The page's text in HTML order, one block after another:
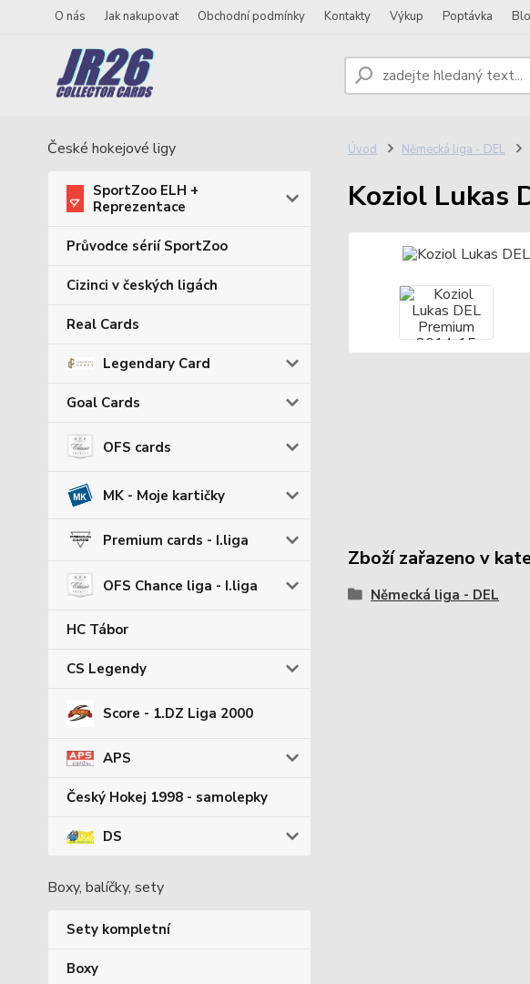
O nás Jak nakupovat Obchodní podmínky Kontakty Výkup Poptávka
České hokejové ligy
SportZoo ELH +
Reprezentace
Průvodce sérií SportZoo
Cizinci v českých ligách
Real Cards
Legendary Card
Goal Cards
OFS cards
MK - Moje kartičky
Premium cards - I.liga
OFS Chance liga - I.liga
HC Tábor
CS Legendy
Score - 1.DZ Liga 2000
APS
Český Hokej 1998 - samolepky
DS
Boxy, balíčky, sety
Sety kompletní
Boxy
Úvod Německá liga - DEL
Koziol Lukas
Zboží zařazeno v
Německá liga - DEL